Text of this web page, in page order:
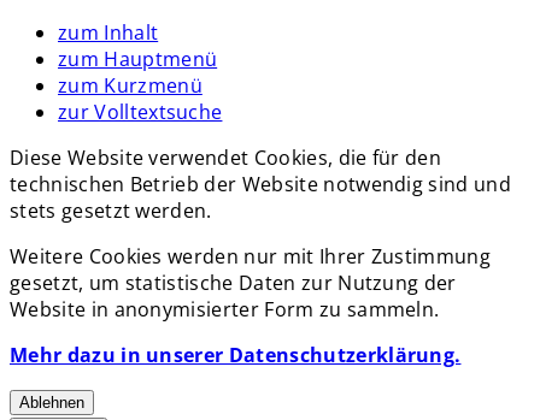
zum Inhalt
zum Hauptmenü
zum Kurzmenü
zur Volltextsuche
Diese Website verwendet Cookies, die für den
technischen Betrieb der Website notwendig sind und
stets gesetzt werden.
Weitere Cookies werden nur mit Ihrer Zustimmung
gesetzt, um statistische Daten zur Nutzung der
Website in anonymisierter Form zu sammeln.
Mehr dazu in unserer Datenschutzerklärung.
Ablehnen